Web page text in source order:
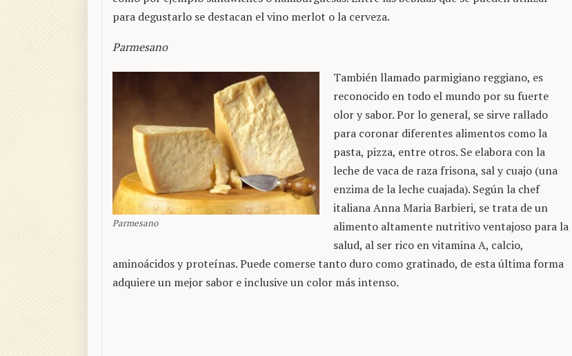
para degustarlo se destacan el vino merlot o la cerveza.
Parmesano
Parmesano
También llamado parmigiano reggiano, es
reconocido en todo el mundo por su fuerte
olor y sabor. Por lo general, se sirve rallado
para coronar diferentes alimentos como la
pasta, pizza, entre otros. Se elabora con la
leche de vaca de raza frisona, sal y cuajo (una
enzima de la leche cuajada). Según la chef
italiana Anna Maria Barbieri, se trata de un
alimento altamente nutritivo ventajoso para la
salud, al ser rico en vitamina A, calcio,
aminoácidos y proteínas. Puede comerse tanto duro como gratinado, de esta última forma
adquiere un mejor sabor e inclusive un color más intenso.